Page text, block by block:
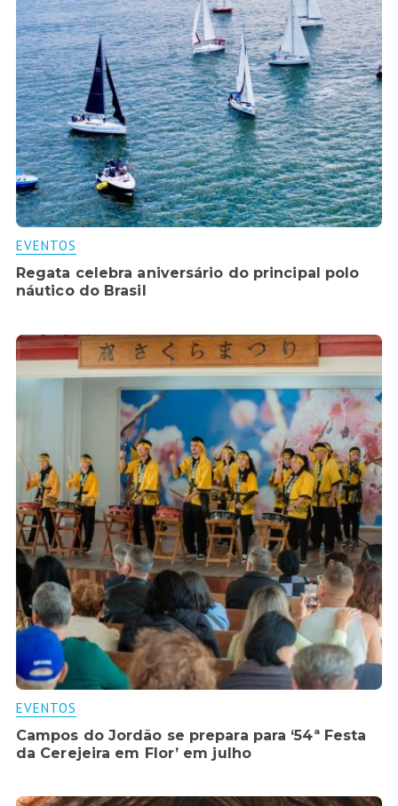
EVENTOS
Regata celebra aniversário do principal polo
náutico do Brasil
EVENTOS
Campos do Jordão se prepara para ‘54ª Festa
da Cerejeira em Flor’ em julho